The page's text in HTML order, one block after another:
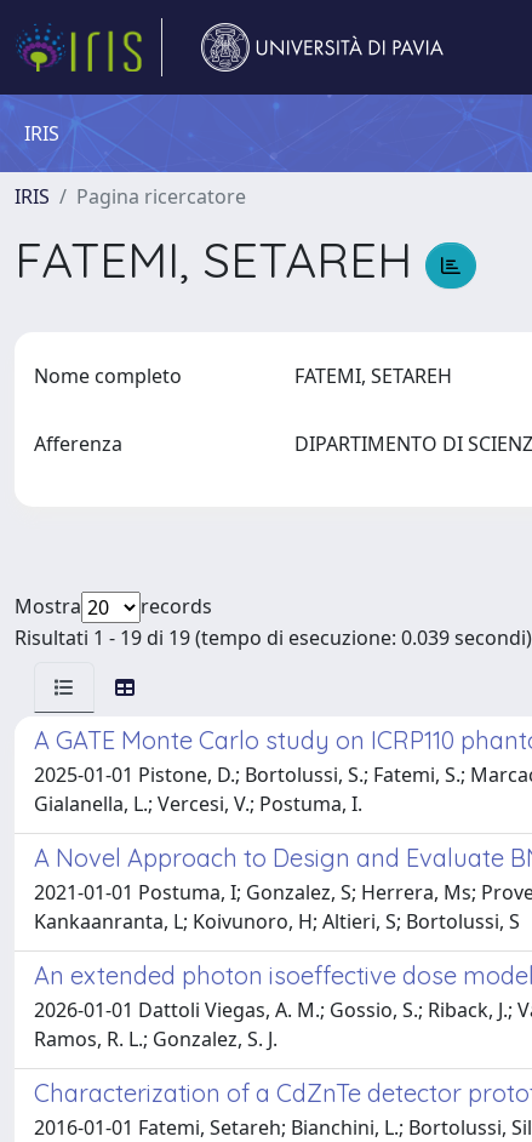
IRIS
IRIS Pagina ricercatore
FATEMI, SETAREH
Nome completo FATEMI, SETAREH
Afferenza DIPARTIMENTO DI
Mostra
records
Risultati 1 - 19 di 19 (tempo di esecuzione: 0.039
A GATE Monte Carlo study on ICRP110
2025-01-01 Pistone, D.; Bortolussi, S.; Fatemi, S.;
Gialanella, L.; Vercesi, V.; Postuma, I.
A Novel Approach to Design and Evaluate
2021-01-01 Postuma, I; Gonzalez, S; Herrera, Ms;
Kankaanranta, L; Koivunoro, H; Altieri, S; Bortolussi, S
An extended photon isoeffective dose
2026-01-01 Dattoli Viegas, A. M.; Gossio, S.; Riback, J.;
Ramos, R. L.; Gonzalez, S. J.
Characterization of a CdZnTe detector
2016-01-01 Fatemi, Setareh; Bianchini, L.; Bortolussi,